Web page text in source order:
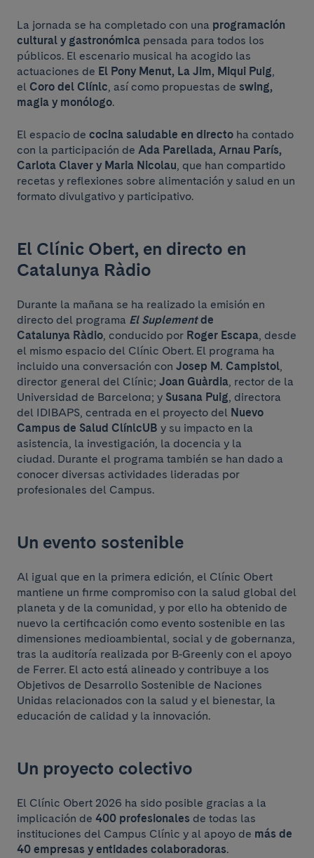
La jornada se ha completado con una programación
cultural y gastronómica pensada para todos los
públicos. El escenario musical ha acogido las
actuaciones de El Pony Menut, La Jim, Miqui Puig
el Coro del Clínic , así como propuestas de swing,
magia y monólogo.
El espacio de cocina saludable en directo ha contado
con la participación de Ada Parellada, Arnau París,
Carlota Claver y Maria Nicolau , que han compartido
recetas y reflexiones sobre alimentación y salud en un
formato divulgativo y participativo.
El Clínic Obert, en directo en
Catalunya Ràdio
Durante la mañana se ha realizado la emisión en
directo del programa El Suplementde
Catalunya Ràdio , conducido por Roger Escapa , desde
el mismo espacio del Clínic Obert. El programa ha
incluido una conversación con Josep M. Campistol
director general del Clínic; Joan Guàrdia , rector de la
Universidad de Barcelona; y Susana Puig , directora
del IDIBAPS, centrada en el proyecto del Nuevo
Campus de Salud ClínicUB y su impacto en la
asistencia, la investigación, la docencia y la
ciudad. Durante el programa también se han dado a
conocer diversas actividades lideradas por
profesionales del Campus.
Un evento sostenible
Al igual que en la primera edición, el Clínic Obert
mantiene un firme compromiso con la salud global del
planeta y de la comunidad, y por ello ha obtenido de
nuevo la certificación como evento sostenible en las
dimensiones medioambiental, social y de gobernanza,
tras la auditoría realizada por B‑Greenly con el apoyo
de Ferrer. El acto está alineado y contribuye a los
Objetivos de Desarrollo Sostenible de Naciones
Unidas relacionados con la salud y el bienestar, la
educación de calidad y la innovación.
Un proyecto colectivo
El Clínic Obert 2026 ha sido posible gracias a la
implicación de 400 profesionales de todas las
instituciones del Campus Clínic y al apoyo de más de
40 empresas y entidades colaboradoras.